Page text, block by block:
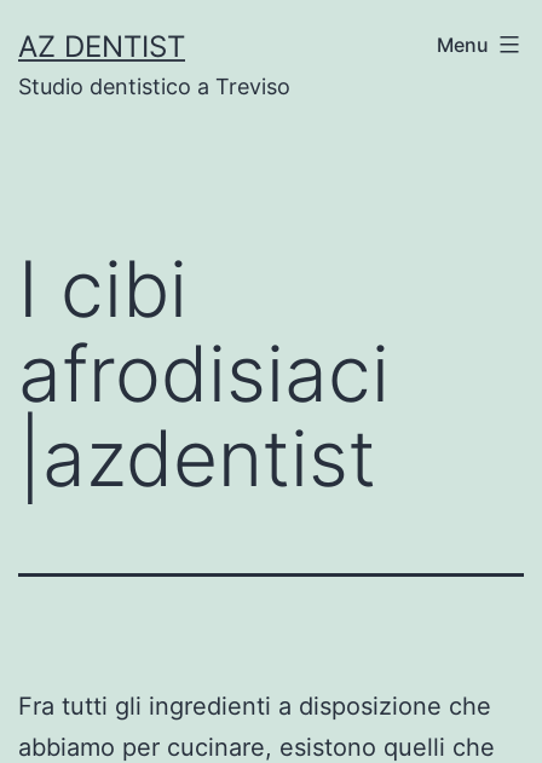
to
content
AZ DENTIST
Studio dentistico a Treviso
Menu
I cibi
afrodisiaci
|azdentist
Fra tutti gli ingredienti a disposizione che
abbiamo per cucinare, esistono quelli che